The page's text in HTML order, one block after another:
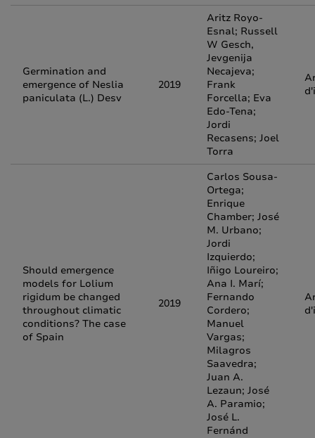
Germination and
emergence of Neslia
paniculata (L.) Desv
2019
Aritz Royo-
Esnal; Russell
W Gesch,
Jevgenija
Necajeva;
Frank
Forcella; Eva
Edo-Tena;
Jordi
Recasens; Joel
Torra
Should emergence
models for Lolium
rigidum be changed
throughout climatic
conditions? The case
of Spain
2019
Carlos Sousa-
Ortega;
Enrique
Chamber; José
M. Urbano;
Jordi
Izquierdo;
Iñigo Loureiro;
Ana I. Marí;
Fernando
Cordero;
Manuel
Vargas;
Milagros
Saavedra;
Juan A.
Lezaun; José
A. Paramio;
José L.
Fernánd